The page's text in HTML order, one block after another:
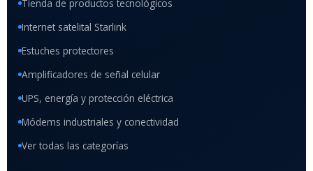
Tienda de productos tecnológicos
Internet satelital Starlink
Estuches protectores
Amplificadores de señal celular
UPS, energía y protección eléctrica
Módems industriales y conectividad
Ver todas las categorías